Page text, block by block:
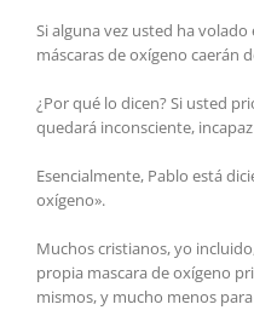
Si alguna vez usted ha
máscaras de oxígeno caerán
¿Por qué lo dicen? Si usted
quedará inconsciente,
Esencialmente, Pablo está
oxígeno».
Muchos cristianos, yo
propia mascara de oxígeno
mismos, y mucho menos